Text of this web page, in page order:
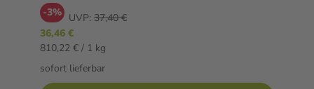
-3% UVP: 37,40 €
36,46 €
810,22 € / 1 kg
sofort lieferbar